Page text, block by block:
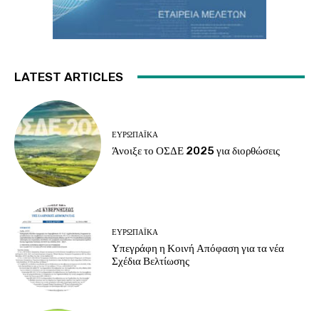
LATEST ARTICLES
ΕΥΡΩΠΑΪΚΆ
Άνοιξε το ΟΣΔΕ 2025 για διορθώσεις
ΕΥΡΩΠΑΪΚΆ
Υπεγράφη η Κοινή Απόφαση για τα νέα
Σχέδια Βελτίωσης